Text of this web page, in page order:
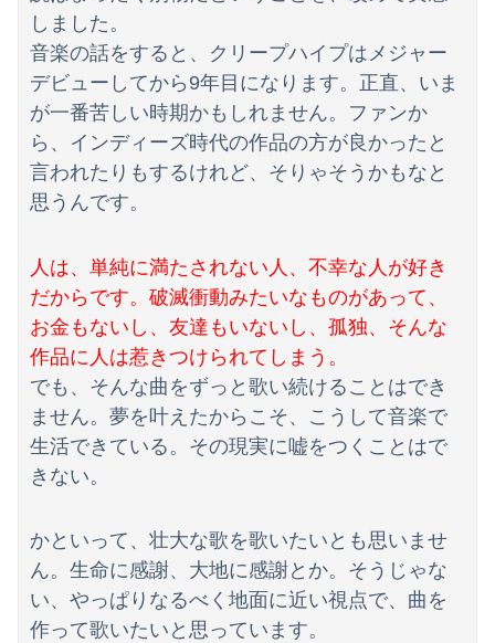
Powered by livedoor 相互RSS
しました。
音楽の話をすると、クリープハイプはメジャー
デビューしてから9年目になります。正直、いま
が一番苦しい時期かもしれません。ファンか
ら、インディーズ時代の作品の方が良かったと
言われたりもするけれど、そりゃそうかもなと
思うんです。
人は、単純に満たされない人、不幸な人が好き
だからです。破滅衝動みたいなものがあって、
お金もないし、友達もいないし、孤独、そんな
作品に人は惹きつけられてしまう。
でも、そんな曲をずっと歌い続けることはでき
ません。夢を叶えたからこそ、こうして音楽で
生活できている。その現実に嘘をつくことはで
きない。
かといって、壮大な歌を歌いたいとも思いませ
ん。生命に感謝、大地に感謝とか。そうじゃな
い、やっぱりなるべく地面に近い視点で、曲を
作って歌いたいと思っています。